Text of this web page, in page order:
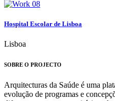
Hospital Escolar de Lisboa
Lisboa
SOBRE O PROJECTO
Arquitecturas da Saúde é uma
evolução de programas e